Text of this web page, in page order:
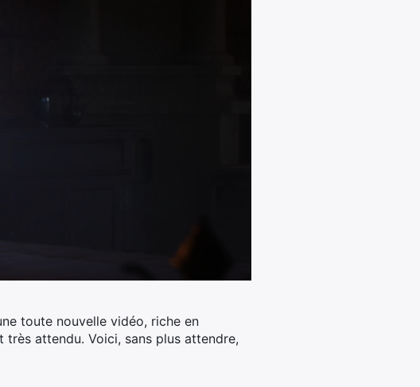
toute nouvelle vidéo, riche en
très attendu. Voici, sans plus attendre,